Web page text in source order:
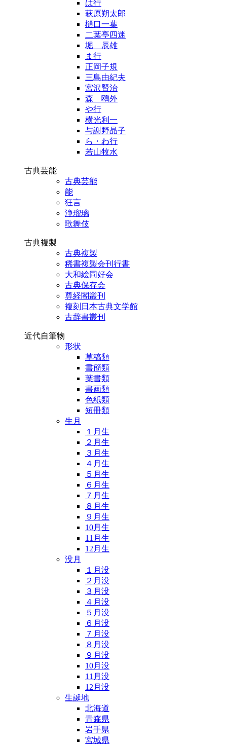
は行
萩原朔太郎
樋口一葉
二葉亭四迷
堀 辰雄
ま行
正岡子規
三島由紀夫
宮沢賢治
森 鴎外
や行
横光利一
与謝野晶子
ら・わ行
若山牧水
古典芸能
古典芸能
能
狂言
浄瑠璃
歌舞伎
古典複製
古典複製
稀書複製会刊行書
大和絵同好会
古典保存会
尊経閣叢刊
複刻日本古典文学館
古辞書叢刊
近代自筆物
形状
草稿類
書簡類
葉書類
書画類
色紙類
短冊類
生月
１月生
２月生
３月生
４月生
５月生
６月生
７月生
８月生
９月生
10月生
11月生
12月生
没月
１月没
２月没
３月没
４月没
５月没
６月没
７月没
８月没
９月没
10月没
11月没
12月没
生誕地
北海道
青森県
岩手県
宮城県